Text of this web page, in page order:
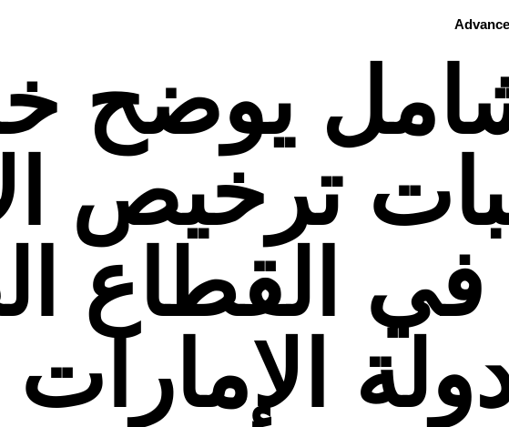
يوضح
ترخيص
في القطاع